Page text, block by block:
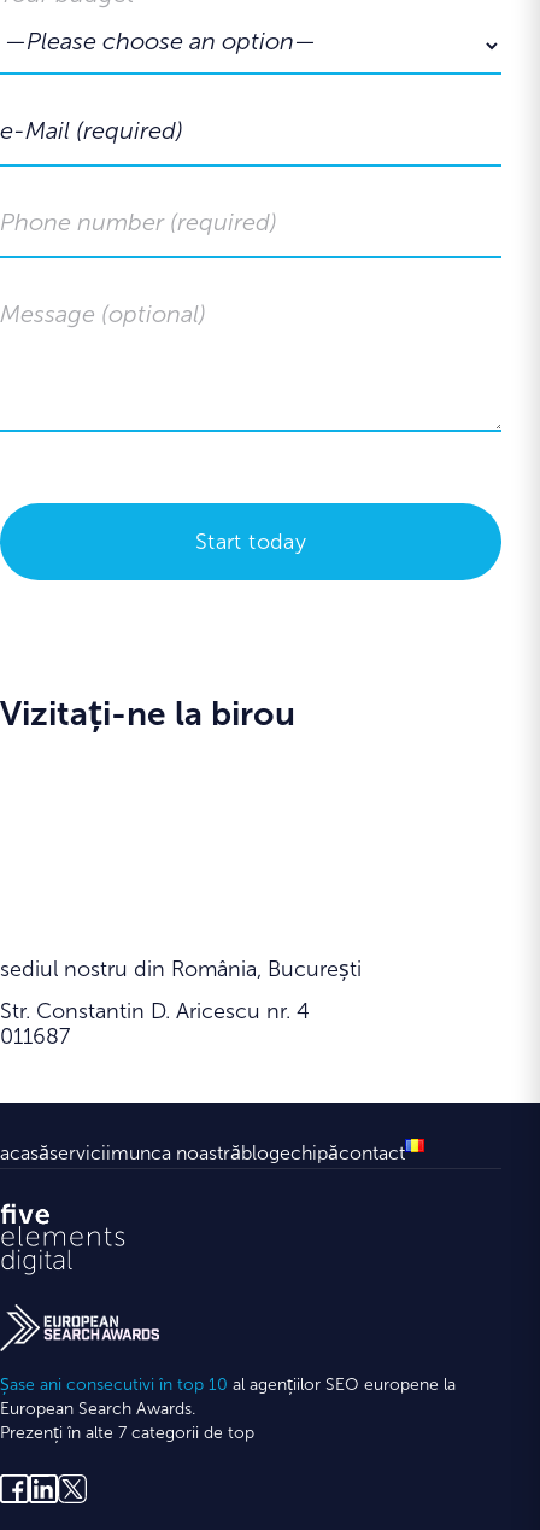
Vizitați-ne la birou
sediul nostru din România, București
Str. Constantin D. Aricescu nr. 4
011687
acasăserviciimunca noastrăblogechipăcontact
Șase ani consecutivi în top 10 al agențiilor SEO europene la
European Search Awards.
Prezenți în alte 7 categorii de top